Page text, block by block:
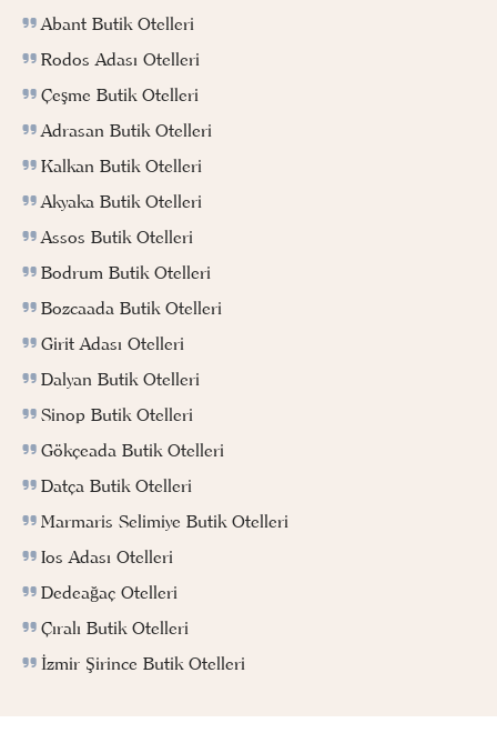
Abant Butik Otelleri
Rodos Adası Otelleri
Çeşme Butik Otelleri
Adrasan Butik Otelleri
Kalkan Butik Otelleri
Akyaka Butik Otelleri
Assos Butik Otelleri
Bodrum Butik Otelleri
Bozcaada Butik Otelleri
Girit Adası Otelleri
Dalyan Butik Otelleri
Sinop Butik Otelleri
Gökçeada Butik Otelleri
Datça Butik Otelleri
Marmaris Selimiye Butik Otelleri
Ios Adası Otelleri
Dedeağaç Otelleri
Çıralı Butik Otelleri
İzmir Şirince Butik Otelleri